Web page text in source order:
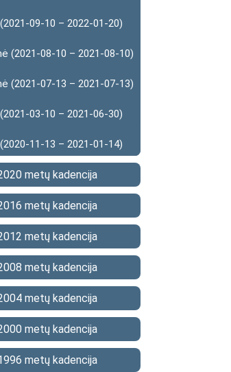
09-10 – 2022-01-20)
(2021-08-10 – 2021-08-10)
(2021-07-13 – 2021-07-13)
03-10 – 2021-06-30)
11-13 – 2021-01-14)
metų kadencija
metų kadencija
metų kadencija
metų kadencija
metų kadencija
metų kadencija
metų kadencija